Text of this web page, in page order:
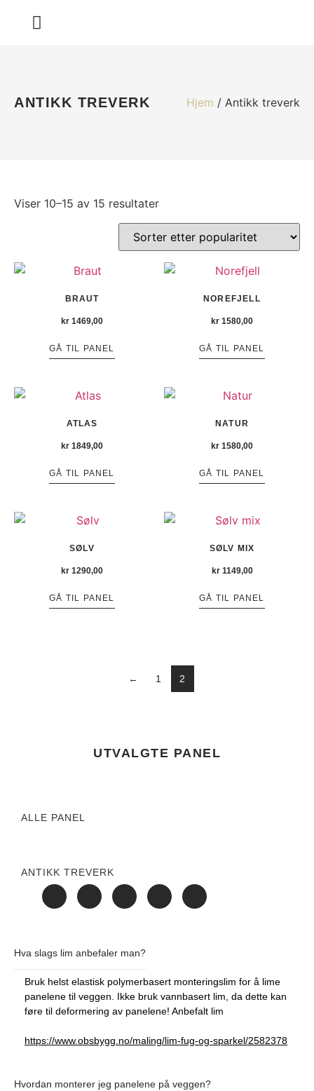
ANTIKK TREVERK Hjem / Antikk treverk
UTVALGTE PANEL
ALLE PANEL
ANTIKK TREVERK
Hva slags lim anbefaler man?
Bruk helst elastisk polymerbasert monteringslim for å lime
panelene til veggen. Ikke bruk vannbasert lim, da dette kan
føre til deformering av panelene! Anbefalt lim
https://www.obsbygg.no/maling/lim-fug-og-sparkel/2582378
Hvordan monterer jeg panelene på veggen?
Viser 10–15 av 15 resultater
BRAUT
kr 1469,00
GÅ TIL PANEL
NOREFJELL
kr 1580,00
GÅ TIL PANEL
ATLAS
kr 1849,00
GÅ TIL PANEL
NATUR
kr 1580,00
GÅ TIL PANEL
SØLV
kr 1290,00
GÅ TIL PANEL
SØLV MIX
kr1149,00
GÅ TIL PANEL
← 1 2